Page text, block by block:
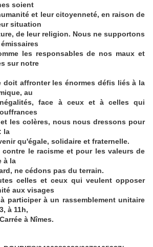
soient
et leur citoyenneté, en raison de
situation
de leur religion. Nous ne supportons
les responsables de nos maux et
sur notre
doit affronter les énormes défis liés à la
au
face à ceux et à celles qui
les colères, nous nous dressons pour
la
qu'égale, solidaire et fraternelle.
contre le racisme et pour les valeurs de
à la
ne cédons pas du terrain.
celles et ceux qui veulent opposer
aux visages
participer à un rassemblement unitaire
à 11h,
à Nîmes.